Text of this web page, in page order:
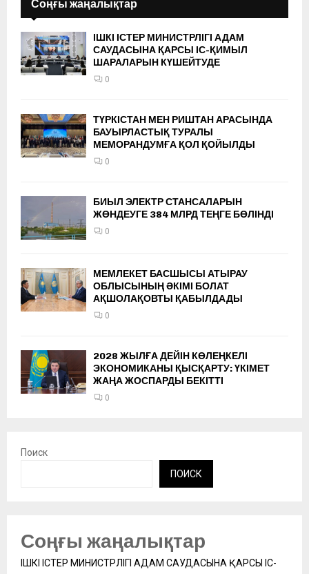
Соңғы жаңалықтар
ІШКІ ІСТЕР МИНИСТРЛІГІ АДАМ
САУДАСЫНА ҚАРСЫ ІС-ҚИМЫЛ
ШАРАЛАРЫН КҮШЕЙТУДЕ
0
ТҮРКІСТАН МЕН РИШТАН АРАСЫНДА
БАУЫРЛАСТЫҚ ТУРАЛЫ
МЕМОРАНДУМҒА ҚОЛ ҚОЙЫЛДЫ
0
БИЫЛ ЭЛЕКТР СТАНСАЛАРЫН
ЖӨНДЕУГЕ 384 МЛРД ТЕҢГЕ БӨЛІНДІ
0
МЕМЛЕКЕТ БАСШЫСЫ АТЫРАУ
ОБЛЫСЫНЫҢ ӘКІМІ БОЛАТ
АҚШОЛАҚОВТЫ ҚАБЫЛДАДЫ
0
2028 ЖЫЛҒА ДЕЙІН КӨЛЕҢКЕЛІ
ЭКОНОМИКАНЫ ҚЫСҚАРТУ: ҮКІМЕТ
ЖАҢА ЖОСПАРДЫ БЕКІТТІ
0
Поиск
ПОИСК
Соңғы жаңалықтар
ІШКІ ІСТЕР МИНИСТРЛІГІ АДАМ САУДАСЫНА ҚАРСЫ ІС-